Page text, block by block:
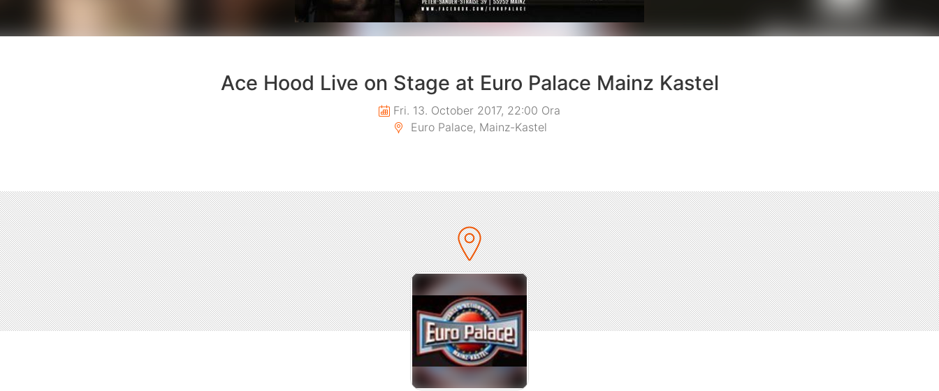
Ace Hood Live on Stage at Euro Palace Mainz Kastel
Fri. 13. October 2017, 22:00 Ora
Euro Palace, Mainz-Kastel